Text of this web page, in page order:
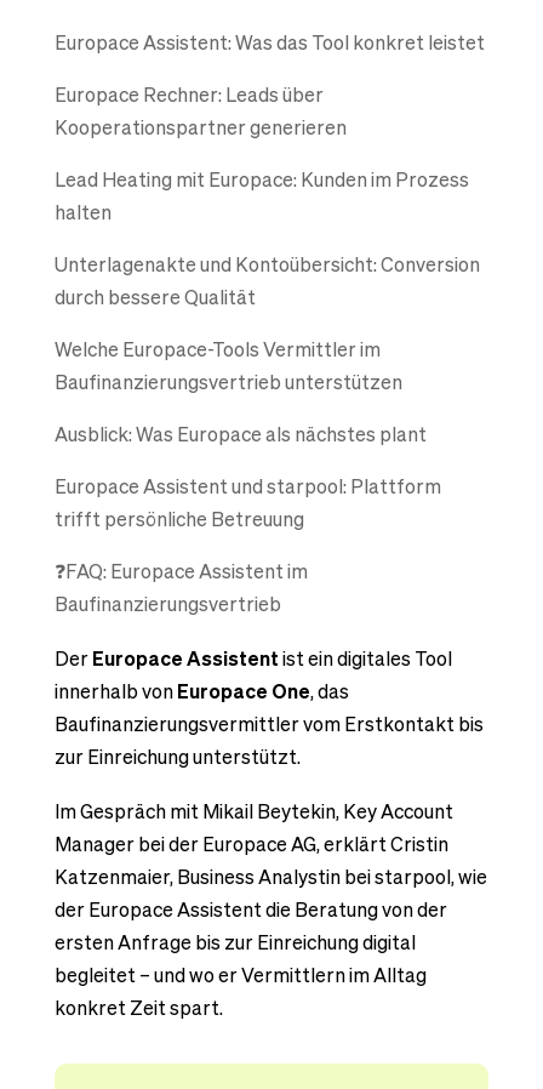
Europace Assistent: Was das Tool konkret leistet
Europace Rechner: Leads über
Kooperationspartner generieren
Lead Heating mit Europace: Kunden im Prozess
halten
Unterlagenakte und Kontoübersicht: Conversion
durch bessere Qualität
Welche Europace-Tools Vermittler im
Baufinanzierungsvertrieb unterstützen
Ausblick: Was Europace als nächstes plant
Europace Assistent und starpool: Plattform
trifft persönliche Betreuung
❓FAQ: Europace Assistent im
Baufinanzierungsvertrieb
DerEuropace Assistentist ein digitales Tool
innerhalb vonEuropace One, das
Baufinanzierungsvermittler vom Erstkontakt bis
zur Einreichung unterstützt.
Im Gespräch mit Mikail Beytekin, Key Account
Manager bei der Europace AG, erklärt Cristin
Katzenmaier, Business Analystin bei starpool, wie
der Europace Assistent die Beratung von der
ersten Anfrage bis zur Einreichung digital
begleitet – und wo er Vermittlern im Alltag
konkret Zeit spart.